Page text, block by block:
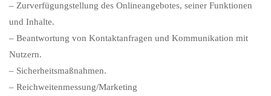
– Zurverfügungstellung des Onlineangebotes, seiner Funktionen
und Inhalte.
– Beantwortung von Kontaktanfragen und Kommunikation mit
Nutzern.
– Sicherheitsmaßnahmen.
– Reichweitenmessung/Marketing